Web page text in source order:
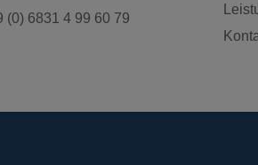
(0) 6831 4 99 60 79